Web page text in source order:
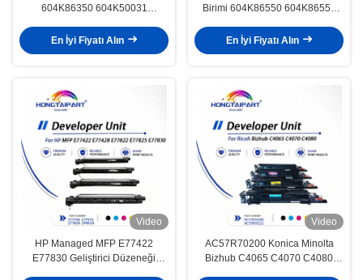
604K86350 604K50031
En İyi Fiyatı Alın
Birimi 604K86550 604K86551
604K24229 DC için 240 242 250
252 262 550 560 570 C700 J75
WC 7550
En İyi Fiyatı Alın
Video
HP Managed MFP E77422
E77830 Geliştirici Düzeneği
Video
AC57R70200 Konica Minolta
Bizhub C4065 C4070 C4080